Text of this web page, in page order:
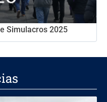
Simulacros 2025